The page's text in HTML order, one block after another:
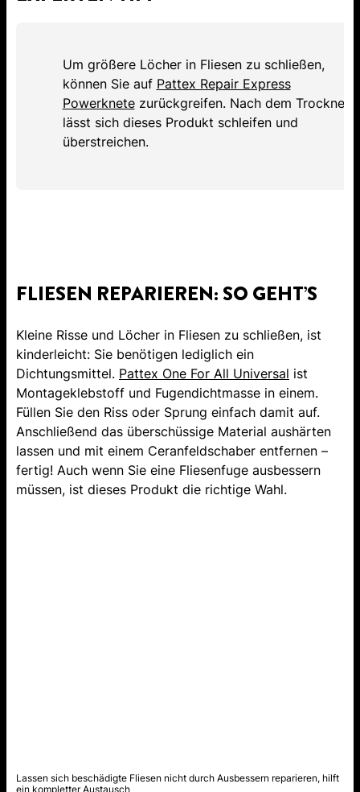
Um größere Löcher in Fliesen zu schließen,
können Sie auf Pattex Repair Express
Powerknetezurückgreifen. Nach dem Trocknen
lässt sich dieses Produkt schleifen und
überstreichen.
FLIESEN REPARIEREN: SO GEHT’S
Kleine Risse und Löcher in Fliesen zu schließen, ist
kinderleicht: Sie benötigen lediglich ein
Dichtungsmittel. Pattex One For All Universal ist
Montageklebstoff und Fugendichtmasse in einem.
Füllen Sie den Riss oder Sprung einfach damit auf.
Anschließend das überschüssige Material aushärten
lassen und mit einem Ceranfeldschaber entfernen –
fertig! Auch wenn Sie eine Fliesenfuge ausbessern
müssen, ist dieses Produkt die richtige Wahl.
Lassen sich beschädigte Fliesen nicht durch Ausbessern reparieren, hilft
ein kompletter Austausch